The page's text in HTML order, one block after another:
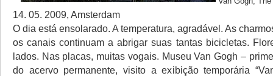
14. 05. 2009, Amsterdam
O dia está ensolarado. A temperatura, agradável. As
os canais continuam a abrigar suas tantas bicicletas.
lados. Nas placas, muitas vogais. Museu Van Gogh –
do acervo permanente, visito a exibição temporária